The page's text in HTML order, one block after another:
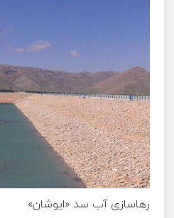
رهاسازی آب سد «ایوشان»